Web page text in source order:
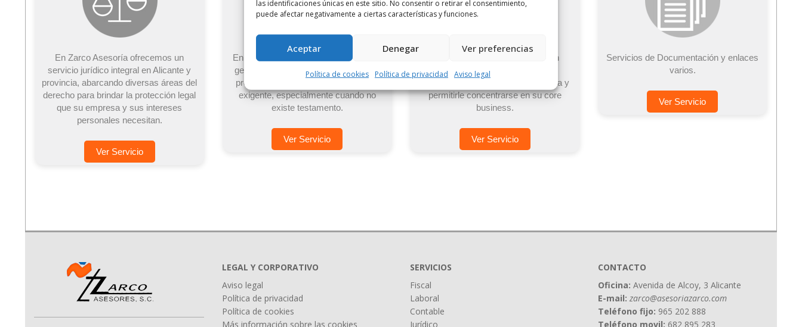
las identificaciones únicas en este sitio. No consentir o retirar el consentimiento,
puede afectar negativamente a ciertas características y funciones.
Aceptar Denegar Ver preferencias
Política de cookies Política de privacidad Aviso legal
En Zarco Asesoría ofrecemos un
servicio jurídico integral en Alicante y
provincia, abarcando diversas áreas del
derecho para brindar la protección legal
que su empresa y sus intereses
personales necesitan.
Ver Servicio
En Zarco Asesoría entendemos que la
gestión de una herencia puede ser un
proceso complejo y emocionalmente
exigente, especialmente cuando no
existe testamento.
Ver Servicio
En Zarco Asesoría ofrecemos un
servicio integral de outsourcing
diseñado para optimizar su empresa y
permitirle concentrarse en su core
business.
Ver Servicio
Servicios de Documentación y enlaces
varios.
Ver Servicio
LEGAL Y CORPORATIVO
Aviso legal
Política de privacidad
Política de cookies
Más información sobre las cookies
SERVICIOS
Fiscal
Laboral
Contable
Jurídico
CONTACTO
Oficina: Avenida de Alcoy, 3 Alicante
E-mail: zarco@asesoriazarco.com
Teléfono fijo: 965 202 888
Teléfono movil: 682 895 283